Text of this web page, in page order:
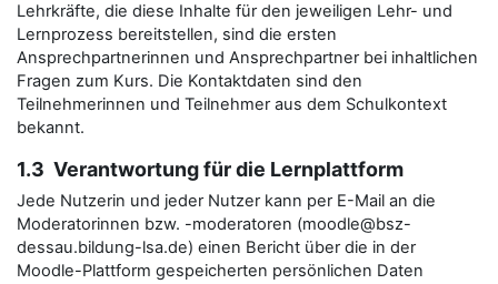
Lehrkräfte, die diese Inhalte für den jeweiligen Lehr- und
Lernprozess bereitstellen, sind die ersten
Ansprechpartnerinnen und Ansprechpartner bei inhaltlichen
Fragen zum Kurs. Die Kontaktdaten sind den
Teilnehmerinnen und Teilnehmer aus dem Schulkontext
bekannt.
1.3 Verantwortung für die Lernplattform
Jede Nutzerin und jeder Nutzer kann per E-Mail an die
Moderatorinnen bzw. -moderatoren (moodle@bsz-
dessau.bildung-lsa.de) einen Bericht über die in der
Moodle-Plattform gespeicherten persönlichen Daten